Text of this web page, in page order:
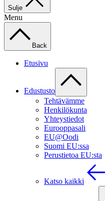
Sulje
Menu
Back
Etusivu
Edustusto
Tehtävämme
Henkilökunta
Yhteystiedot
Eurooppasali
EU@Oodi
Suomi EU:ssa
Perustietoa EU:sta
Katso kaikki